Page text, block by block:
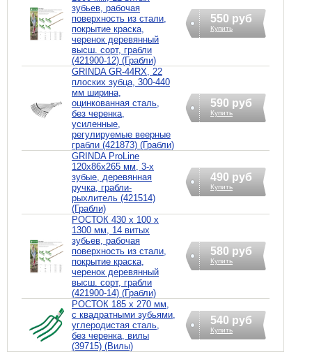
зубьев, рабочая
поверхность из стали,
покрытие краска,
черенок деревянный
высш. сорт, грабли
(421900-12) (Грабли)
550 руб
Купить
GRINDA GR-44RX, 22
плоских зубца, 300-440
мм ширина,
оцинкованная сталь,
без черенка,
усиленные,
регулируемые веерные
грабли (421873) (Грабли)
590 руб
Купить
GRINDA ProLine
120х86х265 мм, 3-х
зубые, деревянная
ручка, грабли-
рыхлитель (421514)
(Грабли)
490 руб
Купить
РОСТОК 430 x 100 x
1300 мм, 14 витых
зубьев, рабочая
поверхность из стали,
покрытие краска,
черенок деревянный
высш. сорт, грабли
(421900-14) (Грабли)
580 руб
Купить
РОСТОК 185 х 270 мм,
с квадратными зубьями,
углеродистая сталь,
без черенка, вилы
(39715) (Вилы)
540 руб
Купить